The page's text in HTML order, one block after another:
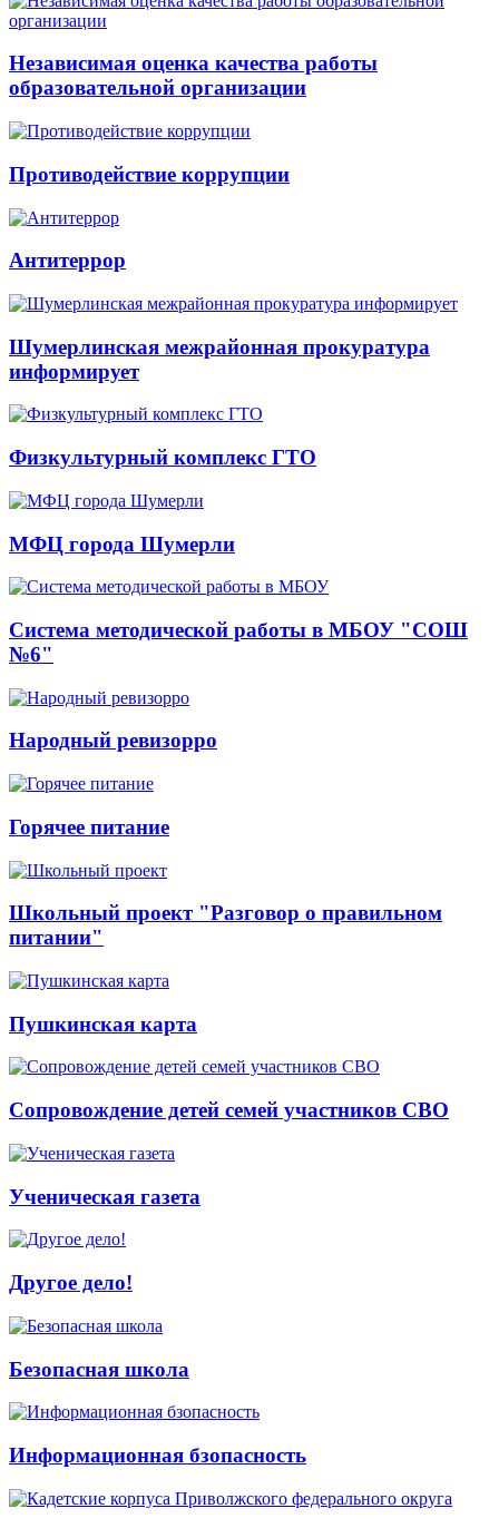
Независимая оценка качества работы
образовательной организации
Противодействие коррупции
Антитеррор
Шумерлинская межрайонная прокуратура
информирует
Физкультурный комплекс ГТО
МФЦ города Шумерли
Система методической работы в МБОУ "СОШ
№6"
Народный ревизорро
Горячее питание
Школьный проект "Разговор о правильном
питании"
Пушкинская карта
Сопровождение детей семей участников СВО
Ученическая газета
Другое дело!
Безопасная школа
Информационная бзопасность